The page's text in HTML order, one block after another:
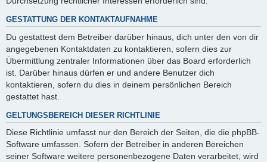
GESTATTUNG DER KONTAKTAUFNAHME
Du gestattest dem Betreiber darüber hinaus, dich unter den von dir
angegebenen Kontaktdaten zu kontaktieren, sofern dies zur
Übermittlung zentraler Informationen über das Board erforderlich
ist. Darüber hinaus dürfen er und andere Benutzer dich
kontaktieren, sofern du dies in deinem persönlichen Bereich
gestattet hast.
GELTUNGSBEREICH DIESER RICHTLINIE
Diese Richtlinie umfasst nur den Bereich der Seiten, die die phpBB-
Software umfassen. Sofern der Betreiber in anderen Bereichen
seiner Software weitere personenbezogene Daten verarbeitet, wird